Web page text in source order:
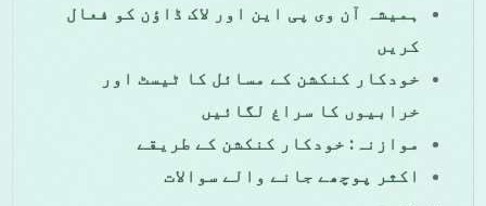
ہمیشہ آن وی پی این اور لاک ڈاؤن کو فعال
کریں
خودکار کنکشن کے مسائل کا ٹیسٹ اور
خرابیوں کا سراغ لگائیں
موازنہ: خودکار کنکشن کے طریقے
اکثر پوچھے جانے والے سوالات